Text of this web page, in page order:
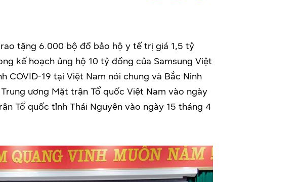
tặng 6.000 bộ đồ bảo hộ y tế trị giá 1,5 tỷ
kế hoạch ủng hộ 10 tỷ đồng của Samsung Việt
19 tại Việt Nam nói chung và Bắc Ninh
ương Mặt trận Tổ quốc Việt Nam vào ngày
Tổ quốc tỉnh Thái Nguyên vào ngày 15 tháng 4